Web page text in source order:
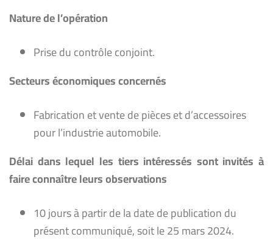
Nature de l’opération
Prise du contrôle conjoint.
Secteurs économiques concernés
Fabrication et vente de pièces et d’accessoires
pour l’industrie automobile.
Délai dans lequel les tiers intéressés sont invités à
faire connaître leurs observations
10 jours à partir de la date de publication du
présent communiqué, soit le 25 mars 2024.